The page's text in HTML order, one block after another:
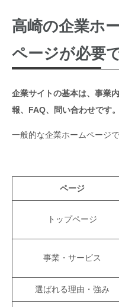
高崎の企業ホーム
高崎でホームペー
AIで企業ホームページ
高崎の企業ホームページ
高崎のホームペー
アルファー
高崎でホームペ
高崎の企業ホ
ページが必要
企業サイトの基本は、事業
報、FAQ、問い合わせです
一般的な企業ホームページ
ページ
トップページ
事業・サービス
選ばれる理由・強み